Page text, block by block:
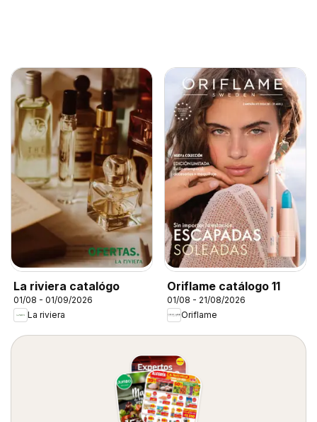
La riviera catalógo
01/08 - 01/09/2026
La riviera
Oriflame catálogo 11
01/08 - 21/08/2026
Oriflame